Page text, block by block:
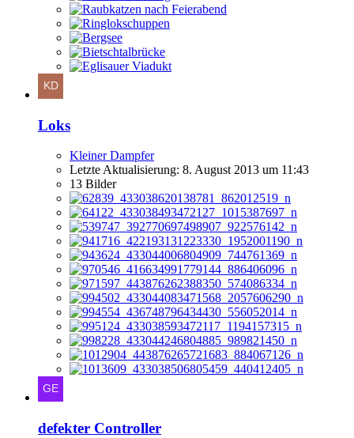
Loks
Kleiner Dampfer
Letzte Aktualisierung: 8. August 2013 um 11:43
13 Bilder
defekter Controller